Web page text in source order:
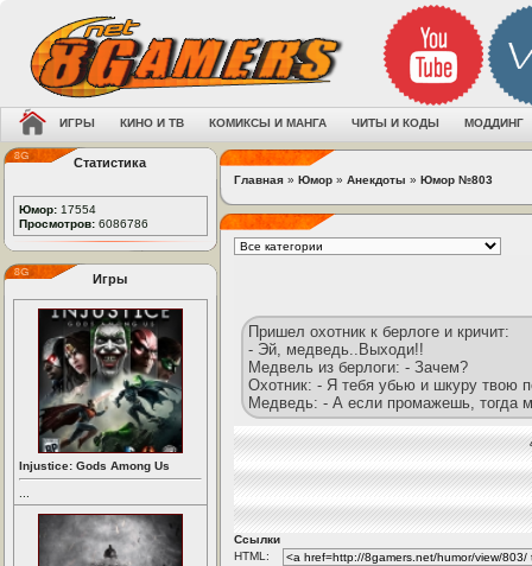
ИГРЫ КИНО И ТВ КОМИКСЫ И МАНГА ЧИТЫ И КОДЫ МОДДИНГ
Статистика
Юмор: 17554
Просмотров: 6086786
Игры
Injustice: Gods Among Us
Главная » Юмор » Анекдоты » Юмор №803
Пришел охотник к берлоге и кричит:
- Эй, медведь..Выходи!!
Медвель из берлоги: - Зачем?
Охотник: - Я тебя убью и шкуру твою
Медведь: - А если промажешь, тогда
Ссылки
HTML: